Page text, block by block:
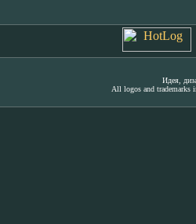
Идея,
All logos and trademarks